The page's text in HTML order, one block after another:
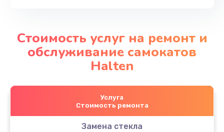
Стоимость услуг на ремонт и
обслуживание самокатов
Halten
Услуга
Стоимость ремонта
Замена стекла